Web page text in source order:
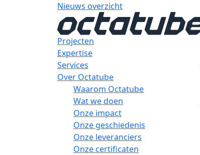
Projecten
Expertise
Services
Over Octatube
Waarom Octatube
Wat we doen
Onze impact
Onze geschiedenis
Onze leveranciers
Onze certificaten
Nieuws overzicht